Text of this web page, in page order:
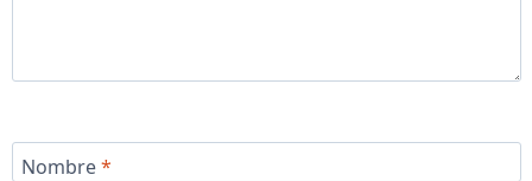
Nombre*